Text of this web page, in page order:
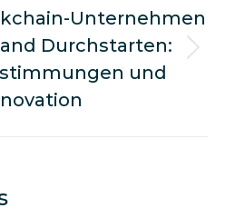
Nächster
Beitrag:
Unternehmen
Durchstarten:
und